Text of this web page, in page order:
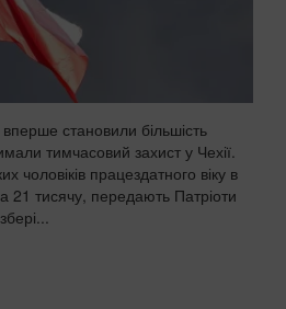
становили більшість
тимчасовий захист у Чехії.
чоловіків працездатного віку в
21 тисячу, передають Патріоти